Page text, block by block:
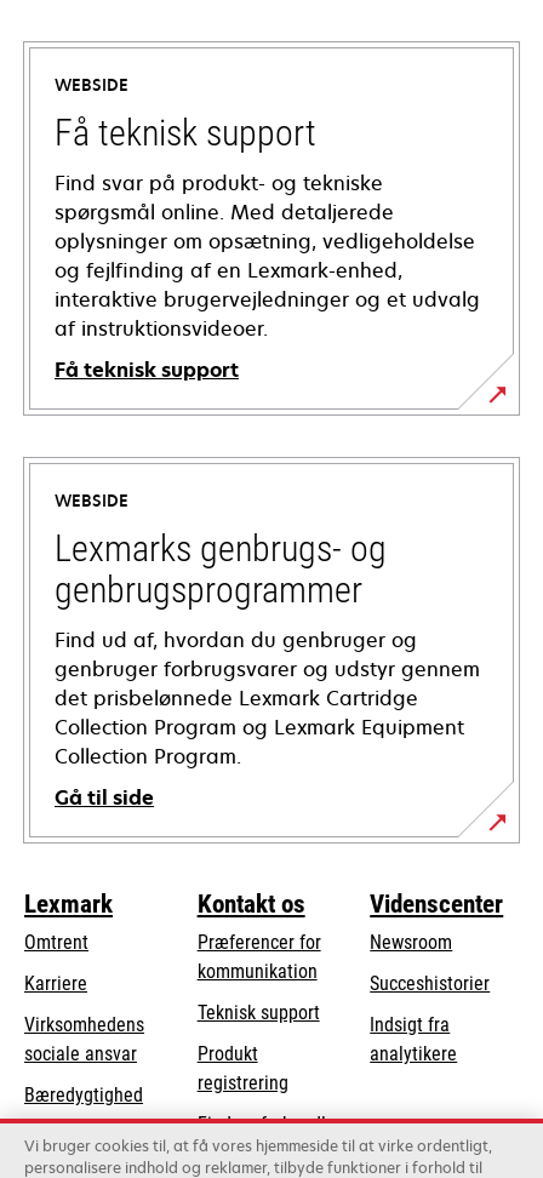
WEBSIDE
Få teknisk support
Find svar på produkt- og tekniske
spørgsmål online. Med detaljerede
oplysninger om opsætning, vedligeholdelse
og fejlfinding af en Lexmark-enhed,
interaktive brugervejledninger og et udvalg
af instruktionsvideoer.
Få teknisk support
opens
in
new
tab
WEBSIDE
Lexmarks genbrugs- og
genbrugsprogrammer
Find ud af, hvordan du genbruger og
genbruger forbrugsvarer og udstyr gennem
det prisbelønnede Lexmark Cartridge
Collection Program og Lexmark Equipment
Collection Program.
Gå til side
Lexmark
Omtrent
Karriere
Virksomhedens
sociale ansvaropens
in
a
new
tab
Bæredygtighed
Lexmark-partnere
Kontakt os
Præferencer for
kommunikation
Teknisk supportopens
tab
Produkt
registrering
Find en forhandler
Liste over
Videnscenter
Newsroom
Succeshistorier
Indsigt fra
analytikere
Vi bruger cookies til, at få vores hjemmeside til at virke ordentligt,
personalisere indhold og reklamer, tilbyde funktioner i forhold til